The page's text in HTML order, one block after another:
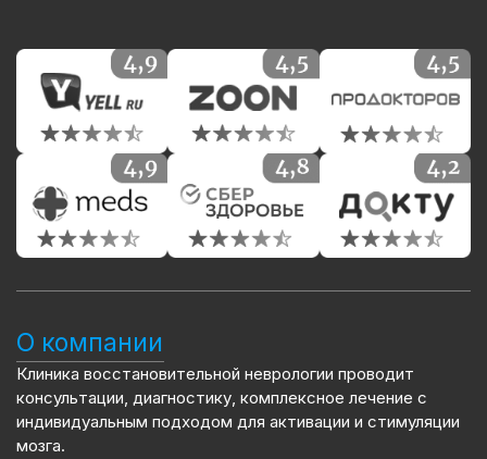
О компании
Клиника восстановительной неврологии проводит
консультации, диагностику, комплексное лечение с
индивидуальным подходом для активации и стимуляции
мозга.